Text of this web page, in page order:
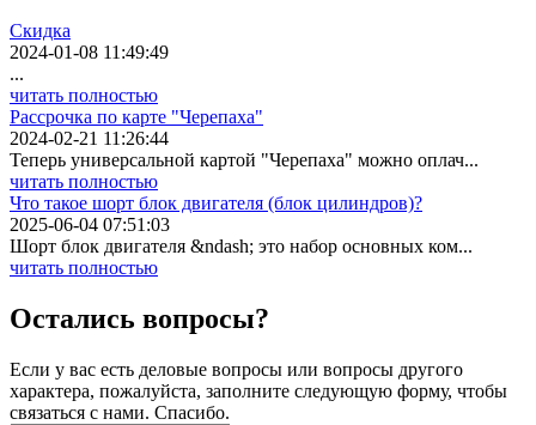
Скидка
2024-01-08 11:49:49
...
читать полностью
Рассрочка по карте "Черепаха"
2024-02-21 11:26:44
Теперь универсальной картой "Черепаха" можно оплач...
читать полностью
Что такое шорт блок двигателя (блок цилиндров)?
2025-06-04 07:51:03
Шорт блок двигателя &ndash; это набор основных ком...
читать полностью
Остались вопросы?
Если у вас есть деловые вопросы или вопросы другого
характера, пожалуйста, заполните следующую форму, чтобы
связаться с нами. Спасибо.